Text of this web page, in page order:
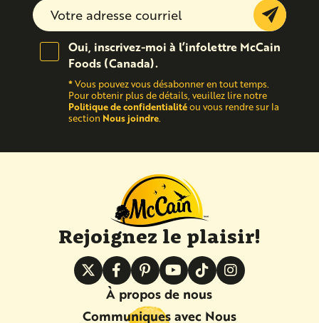
Submit
Oui, inscrivez-moi à l’infolettre McCain
Foods (Canada).
*Vous pouvez vous désabonner en tout temps.
Pour obtenir plus de détails, veuillez lire notre
Politique de confidentialitéou vous rendre sur la
section Nous joindre.
Rejoignez le plaisir!
À propos de nous
Communiques avec Nous